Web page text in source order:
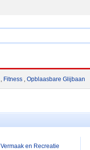
, Fitness , Opblaasbare Glijbaan
Vermaak en Recreatie